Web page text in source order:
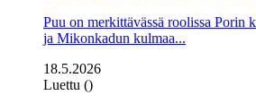
Puu on merkittävässä roolissa Porin
ja Mikonkadun kulmaa...
18.5.2026
Luettu ()